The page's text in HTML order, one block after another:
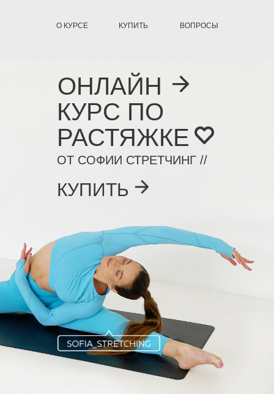
КУРС ПО
РАСТЯЖКЕ
КУПИТЬ
ОТ СОФИИ СТРЕТЧИНГ //
КУПИТЬ
О КУРСЕ ВОПРОСЫ
ОНЛАЙН